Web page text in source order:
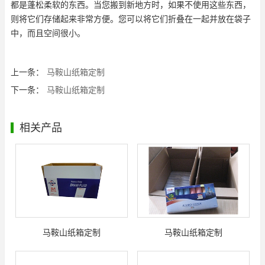
都是蓬松柔软的东西。当您搬到新地方时，如果不使用这些东西，
则将它们存储起来非常方便。您可以将它们折叠在一起并放在袋子
中，而且空间很小。
上一条：
马鞍山纸箱定制
下一条：
马鞍山纸箱定制
相关产品
马鞍山纸箱定制 马鞍山纸箱定制